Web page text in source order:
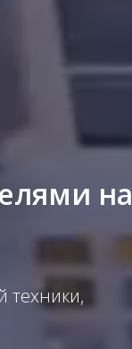
на
техники,